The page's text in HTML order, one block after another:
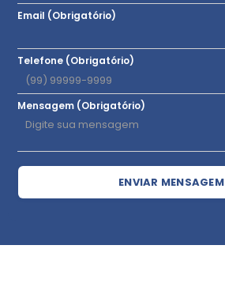
Email (Obrigatório)
Telefone (Obrigatório)
Mensagem (Obrigatório)
ENVIAR MENSAGEM